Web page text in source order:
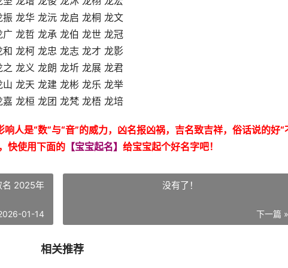
振 龙华 龙沅 龙启 龙桐 龙文
广 龙哲 龙承 龙伯 龙世 龙冠
和 龙柯 龙忠 龙志 龙才 龙影
之 龙义 龙朗 龙圻 龙展 龙君
山 龙天 龙建 龙彬 龙乐 龙举
嘉 龙桓 龙团 龙梵 龙梧 龙培
人是“数”与“音”的威力，凶名报凶祸，吉名致吉祥，俗话说的好“
快使用下面的【宝宝起名】 给宝宝起个好名字吧！
名 2025年
01-14
没有了！
下一篇 »
相关推荐